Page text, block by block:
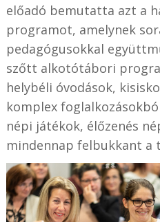
előadó bemutatta azt a
programot, amelynek
pedagógusokkal
szőtt alkotótábori
helybéli óvodások,
komplex
népi játékok, élőzenés
mindennap felbukkant a